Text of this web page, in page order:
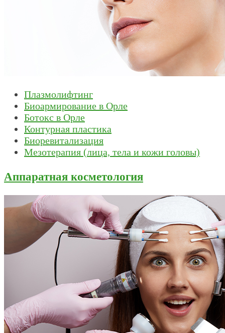
Плазмолифтинг
Биоармирование в Орле
Ботокс в Орле
Контурная пластика
Биоревитализация
Мезотерапия (лица, тела и кожи головы)
Аппаратная косметология